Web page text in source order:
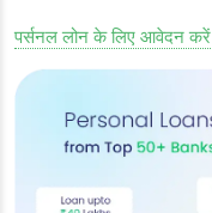
पर्सनल लोन के लिए आवेदन करें